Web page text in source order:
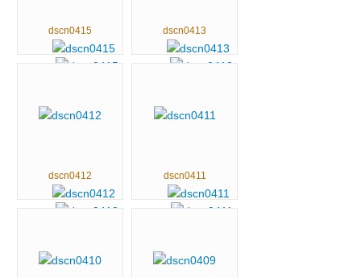
dscn0415 dscn0413
dscn0412 dscn0411